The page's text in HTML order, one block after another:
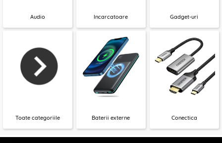
Audio Incarcatoare Gadget-uri
Toate categoriile Baterii externe Conectica